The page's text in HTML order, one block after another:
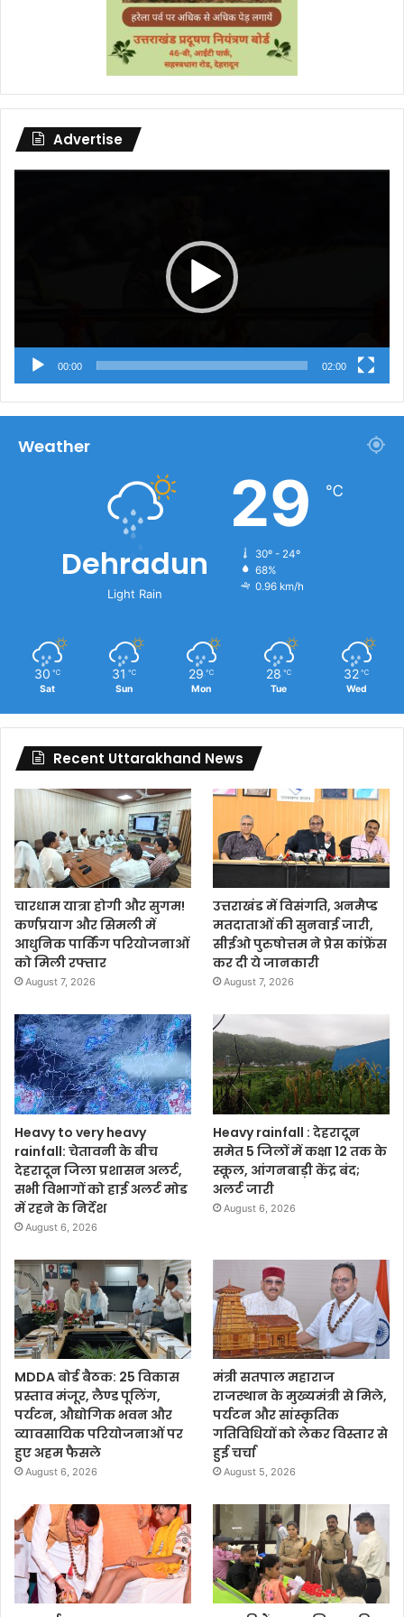
Advertise
00:00 02:00
Weather
Dehradun
Light Rain
29 ℃
30º - 24º
68%
0.96 km/h
30 ℃
Sat
31 ℃
Sun
29 ℃
Mon
28 ℃
Tue
32 ℃
Wed
Recent Uttarakhand News
चारधाम यात्रा होगी और सुगम!
कर्णप्रयाग और सिमली में
आधुनिक पार्किंग परियोजनाओं
को मिली रफ्तार
August 7, 2026
उत्तराखंड में विसंगति, अनमैप्ड
मतदाताओं की सुनवाई जारी,
सीईओ पुरुषोत्तम ने प्रेस कांफ्रेंस
कर दी ये जानकारी
August 7, 2026
Heavy to very heavy
rainfall: चेतावनी के बीच
देहरादून जिला प्रशासन अलर्ट,
सभी विभागों को हाई अलर्ट मोड
में रहने के निर्देश
August 6, 2026
Heavy rainfall : देहरादून
समेत 5 जिलों में कक्षा 12 तक के
स्कूल, आंगनबाड़ी केंद्र बंद;
अलर्ट जारी
August 6, 2026
MDDA बोर्ड बैठक: 25 विकास
प्रस्ताव मंजूर, लैण्ड पूलिंग,
पर्यटन, औद्योगिक भवन और
व्यावसायिक परियोजनाओं पर
हुए अहम फैसले
August 6, 2026
मंत्री सतपाल महाराज
राजस्थान के मुख्यमंत्री से मिले,
पर्यटन और सांस्कृतिक
गतिविधियों को लेकर विस्तार से
हुई चर्चा
August 5, 2026